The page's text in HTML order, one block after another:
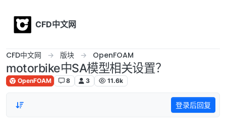
CFD中文网
CFD中文网 版块 OpenFOAM
motorbike中SA模型相关设置？
OpenFOAM 8 3 11.6k
登录后回复